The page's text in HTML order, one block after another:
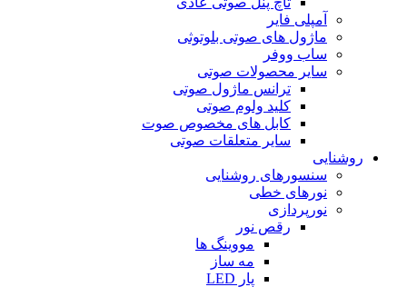
آمپلی فایر
ماژول های صوتی بلوتوثی
ساب ووفر
سایر محصولات صوتی
ترانس ماژول صوتی
کلید ولوم صوتی
کابل های مخصوص صوت
سایر متعلقات صوتی
روشنایی
سنسورهای روشنایی
نورهای خطی
نورپردازی
رقص نور
مووینگ ها
مه ساز
پار LED